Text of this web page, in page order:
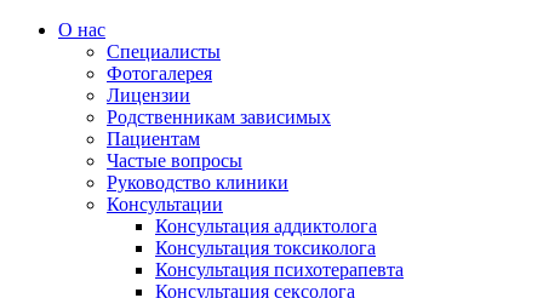
О нас
Специалисты
Фотогалерея
Лицензии
Родственникам зависимых
Пациентам
Частые вопросы
Руководство клиники
Консультации
Консультация аддиктолога
Консультация токсиколога
Консультация психотерапевта
Консультация сексолога